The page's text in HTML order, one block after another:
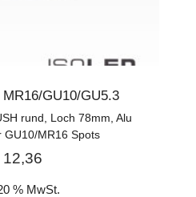
GU10/GU5.3
rund, Loch 78mm, Alu
GU10/MR16 Spots
12,36
% MwSt.